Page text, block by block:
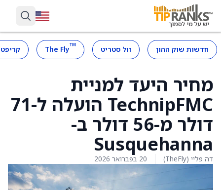
חדשות שוק ההון וול סטריט ™
The Fly
מחיר היעד למניית
TechnipFMC הועלה ל-71
דולר מ-56 דולר ב-
Susquehanna
דה פליי (TheFly) 20 בפברואר 2026